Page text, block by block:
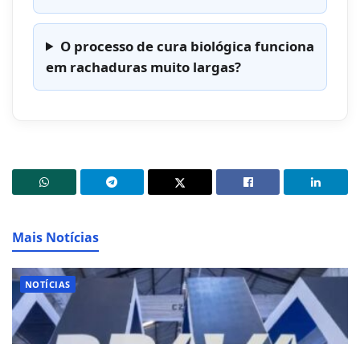
O processo de cura biológica funciona
em rachaduras muito largas?
Mais Notícias
NOTÍCIAS